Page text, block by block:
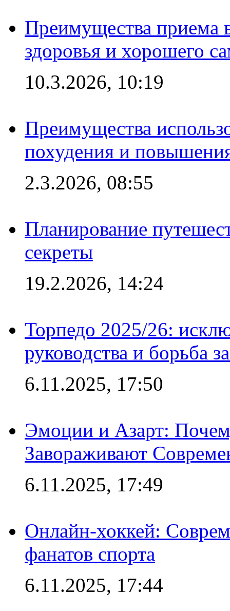
Преимущества приема
здоровья и хорошего
10.3.2026, 10:19
Преимущества
похудения и
2.3.2026, 08:55
Планирование
секреты
19.2.2026, 14:24
Торпедо 2025/26:
руководства и борьба
6.11.2025, 17:50
Эмоции и Азарт:
Завораживают
6.11.2025, 17:49
Онлайн-хоккей:
фанатов спорта
6.11.2025, 17:44